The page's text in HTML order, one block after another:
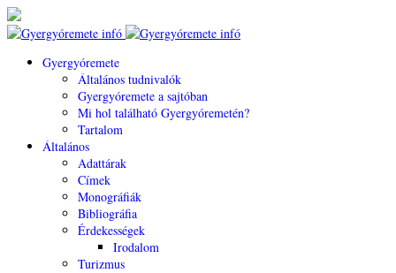
Gyergyóremete
Általános tudnivalók
Gyergyóremete a sajtóban
Mi hol található Gyergyóremetén?
Tartalom
Általános
Adattárak
Címek
Monográfiák
Bibliográfia
Érdekességek
Irodalom
Turizmus